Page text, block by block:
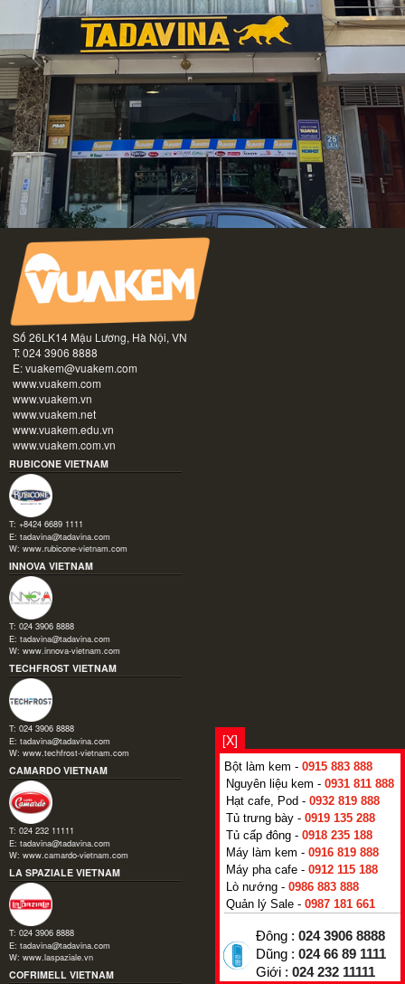
Số 26LK14 Mậu Lương, Hà Nội, VN
T: 024 3906 8888
E:vuakem@vuakem.com
www.vuakem.com
www.vuakem.vn
www.vuakem.net
www.vuakem.edu.vn
www.vuakem.com.vn
RUBICONE VIETNAM
T: +8424 6689 1111
E: tadavina@tadavina.com
W: www.rubicone-vietnam.com
INNOVA VIETNAM
T: 024 3906 8888
E: tadavina@tadavina.com
W: www.innova-vietnam.com
TECHFROST VIETNAM
T: 024 3906 8888
E: tadavina@tadavina.com
W: www.techfrost-vietnam.com
CAMARDO VIETNAM
T: 024 232 11111
E: tadavina@tadavina.com
W: www.camardo-vietnam.com
LA SPAZIALE VIETNAM
T: 024 3906 8888
E: tadavina@tadavina.com
W: www.laspaziale.vn
COFRIMELL VIETNAM
[X]
Bột làm kem - 0915 883 888
Nguyên liệu kem - 0931 811 888
Hạt cafe, Pod - 0932 819 888
Tủ trưng bày - 0919 135 288
Tủ cấp đông - 0918 235 188
Máy làm kem - 0916 819 888
Máy pha cafe - 0912 115 188
Lò nướng - 0986 883 888
Quản lý Sale - 0987 181 661
Đông : 024 3906 8888
Dũng : 024 66 89 1111
Giới : 024 232 11111